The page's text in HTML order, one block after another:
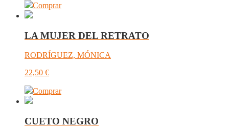
Comprar
LA MUJER DEL RETRATO
RODRÍGUEZ, MÓNICA
22,50 €
Comprar
CUETO NEGRO